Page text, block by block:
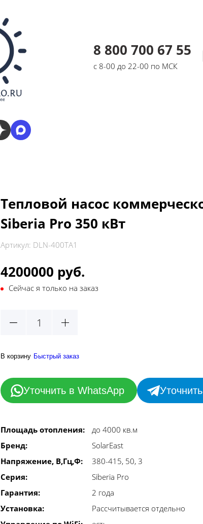
8 800 700 67 55
с 8-00 до 22-00 по МСК
Тепловой насос
Siberia Pro 350 кВт
Артикул: DLN-400TA1
4200000 руб.
Сейчас я только на заказ
В корзину Быстрый заказ
Уточнить в WhatsApp
Площадь отопления:
до 4000 кв.м
Бренд:
SolarEast
Напряжение, В,Гц,Ф:
380-415, 50, 3
Серия:
Siberia Pro
Гарантия:
2 года
Установка:
Рассчитывается отдельно